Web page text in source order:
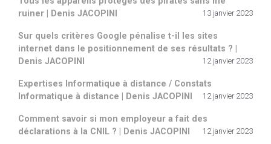
ruiner | Denis JACOPINI
13 janvier 2023
Sur quels critères Google pénalise t-il les sites
internet dans le positionnement de ses résultats ? |
Denis JACOPINI
12 janvier 2023
Expertises Informatique à distance / Constats
Informatique à distance | Denis JACOPINI
12 janvier 2023
Comment savoir si mon employeur a fait des
déclarations à la CNIL ? | Denis JACOPINI
12 janvier 2023